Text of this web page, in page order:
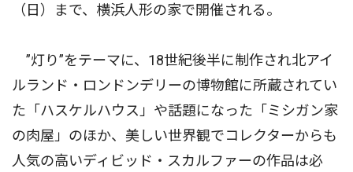
（日）まで、横浜人形の家で開催される。
”灯り”をテーマに、18世紀後半に制作され北アイ
ルランド・ロンドンデリーの博物館に所蔵されてい
た「ハスケルハウス」や話題になった「ミシガン家
の肉屋」のほか、美しい世界観でコレクターからも
人気の高いディビッド・スカルファーの作品は必